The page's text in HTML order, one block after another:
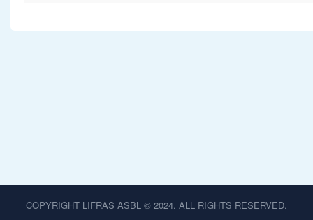
COPYRIGHT LIFRAS ASBL © 2024. ALL RIGHTS RESERVED.